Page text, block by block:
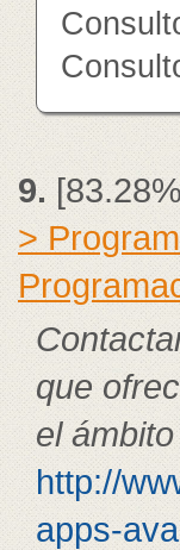
9.
>
que
el
http://
apps-